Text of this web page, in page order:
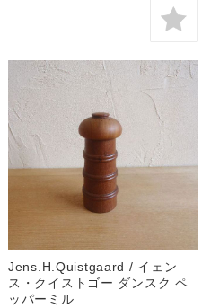
Jens.H.Quistgaard / イェン
ス・クイストゴー ダンスク ペ
ッパーミル